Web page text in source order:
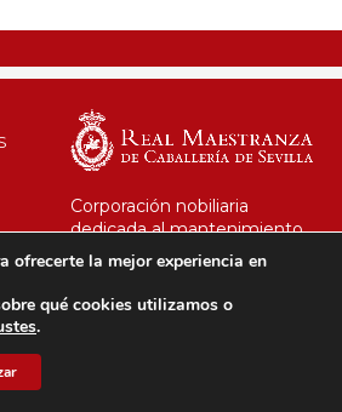
Corporación nobiliaria
dedicada al mantenimiento
de su legado y al interés
público.
Desde 1670 al servicio de la
ofrecerte la mejor experiencia en
qué cookies utilizamos o
.